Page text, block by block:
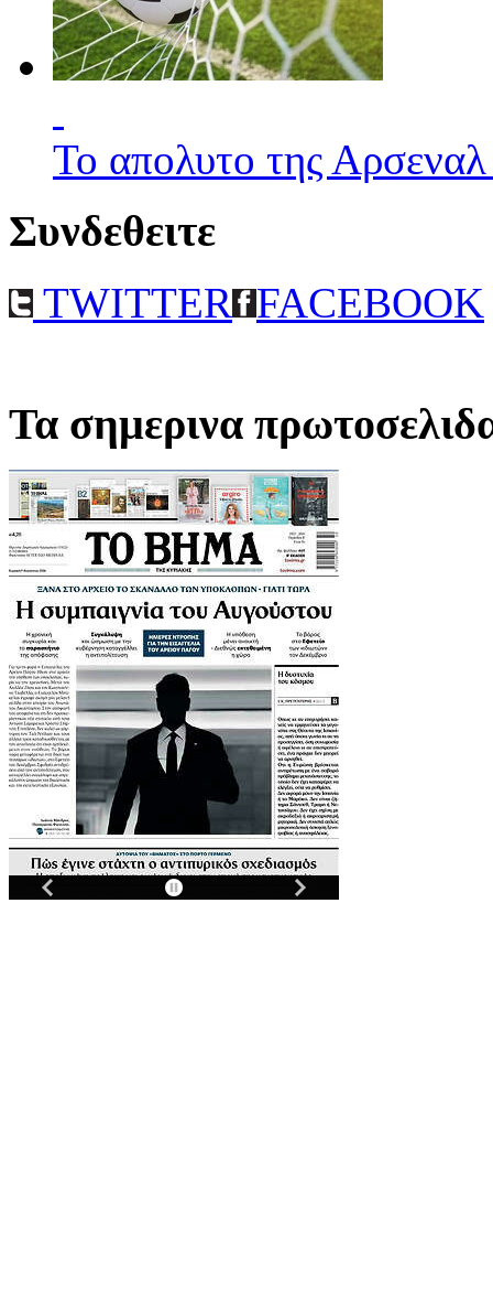
Το απολυτο της
Συνδεθειτε
TWITTER FACEBOOK
Τα σημερινα